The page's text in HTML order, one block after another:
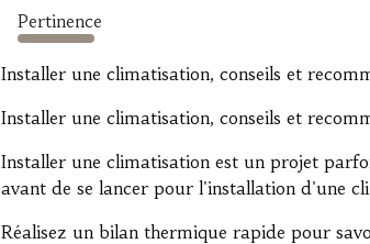
Pertinence
871%
Installer une climatisation, conseils et
Installer une climatisation, conseils et
Installer une climatisation est un projet
avant de se lancer pour l'installation d'une
Réalisez un bilan thermique rapide pour